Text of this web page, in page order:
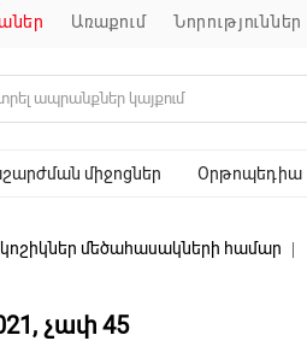
առաքում նորություններ
միջոցներ Օրթոպեդիա
մեծահասակների համար
չափ 45